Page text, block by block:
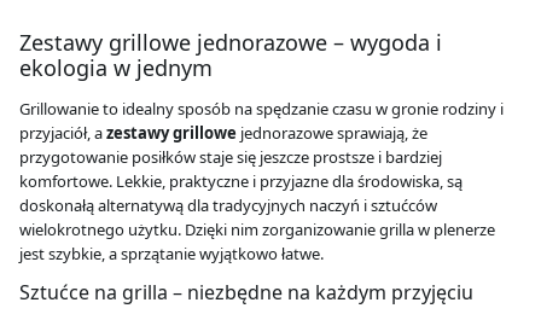
Zestawy grillowe jednorazowe – wygoda i
ekologia w jednym
Grillowanie to idealny sposób na spędzanie czasu w gronie rodziny i
przyjaciół, azestawy grillowe jednorazowe sprawiają, że
przygotowanie posiłków staje się jeszcze prostsze i bardziej
komfortowe. Lekkie, praktyczne i przyjazne dla środowiska, są
doskonałą alternatywą dla tradycyjnych naczyń i sztućców
wielokrotnego użytku. Dzięki nim zorganizowanie grilla w plenerze
jest szybkie, a sprzątanie wyjątkowo łatwe.
Sztućce na grilla – niezbędne na każdym przyjęciu